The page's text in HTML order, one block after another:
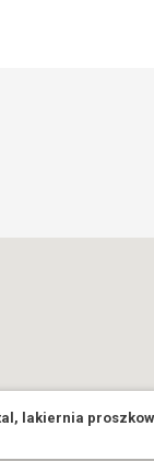
lakiernia